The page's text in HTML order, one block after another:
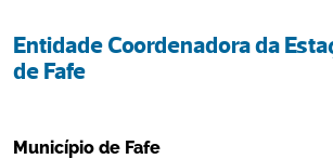
Entidade Coordenadora da
de Fafe
Município de Fafe